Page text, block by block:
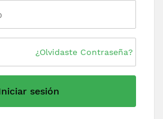
¿Olvidaste Contraseña?
sesión